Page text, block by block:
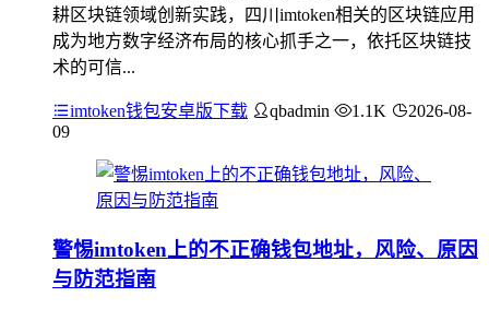
耕区块链领域创新实践，四川imtoken相关的区块链应用
成为地方数字经济布局的核心抓手之一，依托区块链技
术的可信...
imtoken钱包安卓版下载 qbadmin 1.1K
2026-08-
09
警惕imtoken上的不正确钱包地址，风险、原因
与防范指南